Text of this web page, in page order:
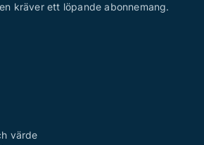
kräver ett löpande abonnemang.
värde